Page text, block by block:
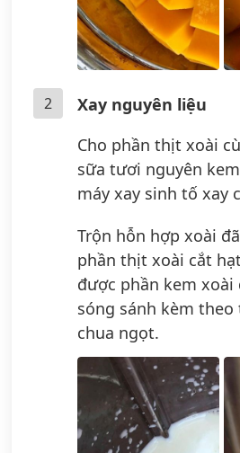
2
Xay nguyên liệu
Cho phần thịt xoài
sữa tươi nguyên
máy xay sinh tố xay
Trộn hỗn hợp xoài
phần thịt xoài cắt
được phần kem xoài
sóng sánh kèm
chua ngọt.